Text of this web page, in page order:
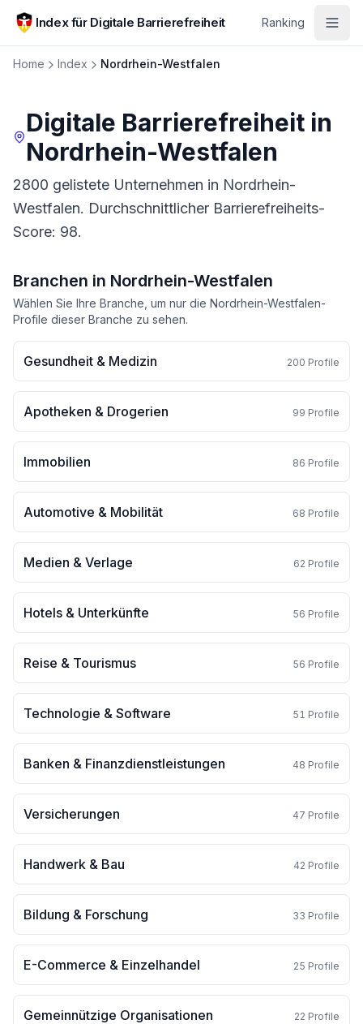
Zum Hauptinhalt springen
Index für Digitale Barrierefreiheit Ranking
Home Index Nordrhein-Westfalen
Digitale Barrierefreiheit in
Nordrhein-Westfalen
2800 gelistete Unternehmen in Nordrhein-
Westfalen. Durchschnittlicher Barrierefreiheits-
Score: 98.
Branchen in Nordrhein-Westfalen
Wählen Sie Ihre Branche, um nur die Nordrhein-Westfalen-
Profile dieser Branche zu sehen.
Gesundheit & Medizin 200 Profile
Apotheken & Drogerien 99 Profile
Immobilien 86 Profile
Automotive & Mobilität 68 Profile
Medien & Verlage 62 Profile
Hotels & Unterkünfte 56 Profile
Reise & Tourismus 56 Profile
Technologie & Software 51 Profile
Banken & Finanzdienstleistungen 48 Profile
Versicherungen 47 Profile
Handwerk & Bau 42 Profile
Bildung & Forschung 33 Profile
E-Commerce & Einzelhandel 25 Profile
Gemeinnützige Organisationen 22 Profile